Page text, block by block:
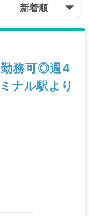
新着順
勤務可◎週4
ナル駅より